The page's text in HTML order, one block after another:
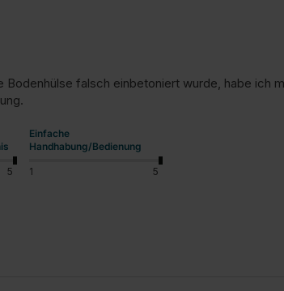
falsch einbetoniert wurde, habe ich
5
Einfache
Handhabung/Bedienung
1 5